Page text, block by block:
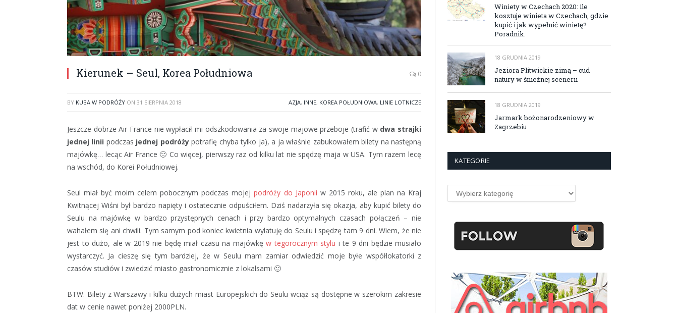
Kierunek – Seul, Korea Południowa 0
BY KUBA W PODRÓŻY ON 31 SIERPNIA 2018 AZJA, INNE, KOREA POŁUDNIOWA, LINIE LOTNICZE
Jeszcze dobrze Air France nie wypłacił mi odszkodowania za swoje majowe przeboje (trafić w dwa strajki
jednej linii podczas jednej podróżypotrafię chyba tylko ja), a ja właśnie zabukowałem bilety na następną
majówkę… lecąc Air France 🙂 Co więcej, pierwszy raz od kilku lat nie spędzę maja w USA. Tym razem lecę
na wschód, do Korei Południowej.
Seul miał być moim celem pobocznym podczas mojejpodróży do Japonii w 2015 roku, ale plan na Kraj
Kwitnącej Wiśni był bardzo napięty i ostatecznie odpuściłem. Dziś nadarzyła się okazja, aby kupić bilety do
Seulu na majówkę w bardzo przystępnych cenach i przy bardzo optymalnych czasach połączeń – nie
wahałem się ani chwili. Tym samym pod koniec kwietnia wylatuję do Seulu i spędzę tam 9 dni. Wiem, że nie
jest to dużo, ale w 2019 nie będę miał czasu na majówkę w tegorocznym stylu i te 9 dni będzie musiało
wystarczyć. Ja cieszę się tym bardziej, że w Seulu mam zamiar odwiedzić moje byłe współlokatorki z
czasów studiów i zwiedzić miasto gastronomicznie z lokalsami 🙂
BTW. Bilety z Warszawy i kilku dużych miast Europejskich do Seulu wciąż są dostępne w szerokim zakresie
dat w cenie nawet poniżej 2000PLN.
Winiety w Czechach 2020: ile
kosztuje winieta w Czechach, gdzie
kupić i jak wypełnić winietę?
Poradnik.
18 GRUDNIA 2019
Jeziora Plitwickie zimą – cud
natury w śnieżnej scenerii
18 GRUDNIA 2019
Jarmark bożonarodzeniowy w
Zagrzebiu
KATEGORIE
Kategorie